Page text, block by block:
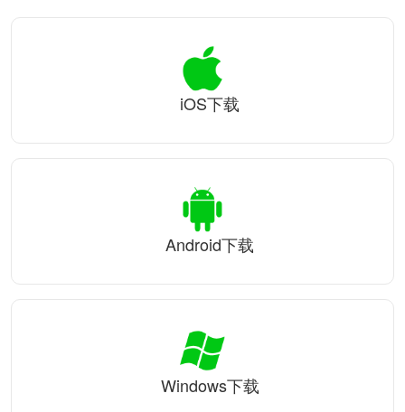
iOS下载
Android下载
Windows下载